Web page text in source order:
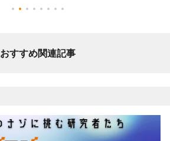
おすすめ関連記事